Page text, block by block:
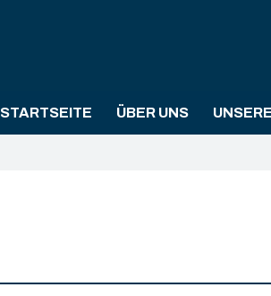
STARTSEITE ÜBER UNS